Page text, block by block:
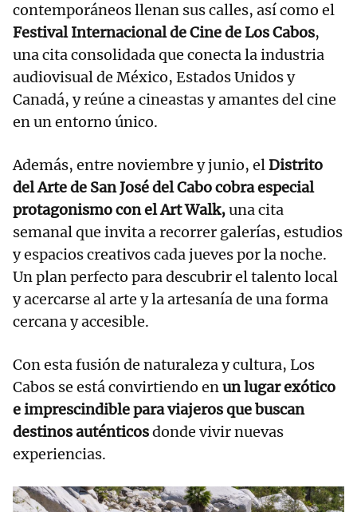
contemporáneos llenan sus calles, así como el
Festival Internacional de Cine de Los Cabos,
una cita consolidada que conecta la industria
audiovisual de México, Estados Unidos y
Canadá, y reúne a cineastas y amantes del cine
en un entorno único.
Además, entre noviembre y junio, elDistrito
del Arte de San José del Cabo cobra especial
protagonismo con el Art Walk,una cita
semanal que invita a recorrer galerías, estudios
y espacios creativos cada jueves por la noche.
Un plan perfecto para descubrir el talento local
y acercarse al arte y la artesanía de una forma
cercana y accesible.
Con esta fusión de naturaleza y cultura, Los
Cabos se está convirtiendo enun lugar exótico
e imprescindible para viajeros que buscan
destinos auténticosdonde vivir nuevas
experiencias.